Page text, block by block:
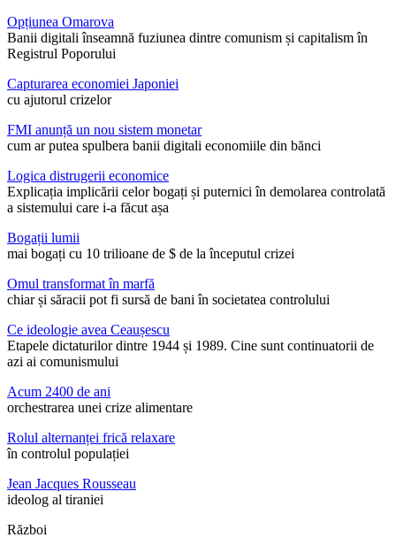
Opțiunea Omarova
Banii digitali înseamnă fuziunea dintre comunism și capitalism în
Registrul Poporului
Capturarea economiei Japoniei
cu ajutorul crizelor
FMI anunță un nou sistem monetar
cum ar putea spulbera banii digitali economiile din bănci
Logica distrugerii economice
Explicația implicării celor bogați și puternici în demolarea controlată
a sistemului care i-a făcut așa
Bogații lumii
mai bogați cu 10 trilioane de $ de la începutul crizei
Omul transformat în marfă
chiar și săracii pot fi sursă de bani în societatea controlului
Ce ideologie avea Ceaușescu
Etapele dictaturilor dintre 1944 și 1989. Cine sunt continuatorii de
azi ai comunismului
Acum 2400 de ani
orchestrarea unei crize alimentare
Rolul alternanței frică relaxare
în controlul populației
Jean Jacques Rousseau
ideolog al tiraniei
Război